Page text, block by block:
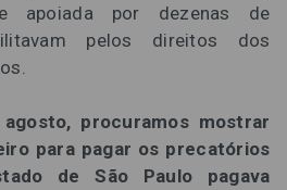
apoiada por dezenas de
pelos direitos dos
procuramos mostrar
para pagar os precatórios
de São Paulo pagava